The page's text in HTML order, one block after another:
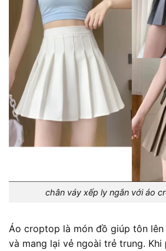
chân váy xếp ly ngắn với áo
Áo croptop là món đồ giúp tôn
và mang lại vẻ ngoài trẻ trung. Khi